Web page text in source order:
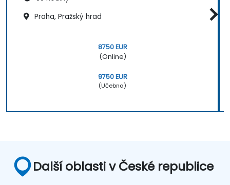
Praha, Pražský hrad
8750 EUR
(Online)
9750 EUR
(Učebna)
Další oblasti v České republice